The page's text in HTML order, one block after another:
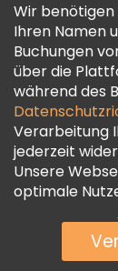
Cookie-
Freetour
Wir
Ihren Namen
Buchungen
über die
während des
Verarbeitung
jederzeit
Unsere
optimale